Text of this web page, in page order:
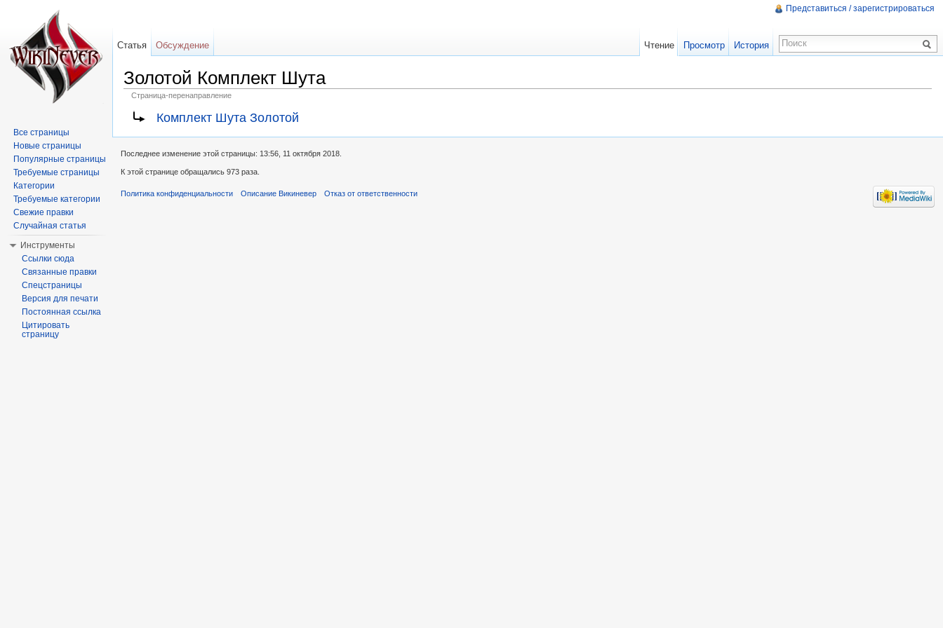
Золотой Комплект Шута
Страница-перенаправление
Комплект Шута Золотой
Представиться / зарегистрироваться
Статья Обсуждение Чтение Просмотр История
Все страницы
Новые страницы
Популярные страницы
Требуемые страницы
Категории
Требуемые категории
Свежие правки
Случайная статья
Инструменты
Ссылки сюда
Связанные правки
Спецстраницы
Версия для печати
Постоянная ссылка
Цитировать
страницу
Последнее изменение этой страницы: 13:56, 11 октября 2018.
К этой странице обращались 973 раза.
Политика конфиденциальности Описание Викиневер Отказ от ответственности